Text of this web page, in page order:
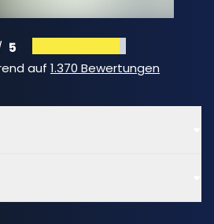
5
auf 1.370 Bewertungen